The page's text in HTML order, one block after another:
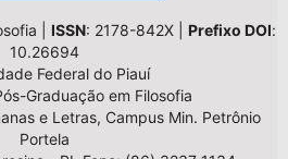
| ISSN: 2178-842X | Prefixo DOI:
10.26694
Federal do Piauí
Graduação em Filosofia
e Letras, Campus Min. Petrônio
Portela